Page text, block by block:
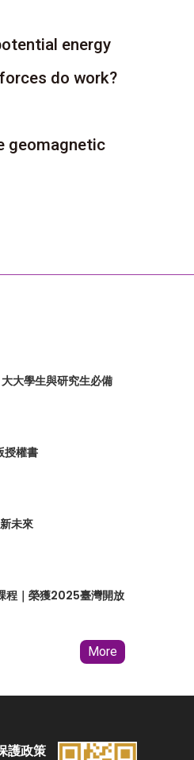
energy
do work?
geomagnetic
大學生與研究生必備
授權書
未來
程｜榮獲2025臺灣開放
More
護政策